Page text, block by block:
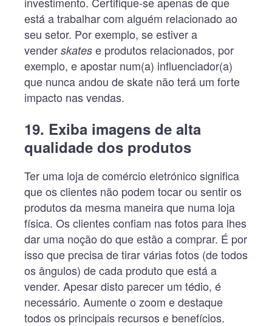
está a trabalhar com alguém relacionado ao
seu setor. Por exemplo, se estiver a
vender skates e produtos relacionados, por
exemplo, e apostar num(a) influenciador(a)
que nunca andou de skate não terá um forte
impacto nas vendas.
19. Exiba imagens de alta
qualidade dos produtos
Ter uma loja de comércio eletrónico significa
que os clientes não podem tocar ou sentir os
produtos da mesma maneira que numa loja
física. Os clientes confiam nas fotos para lhes
dar uma noção do que estão a comprar. É por
isso que precisa de tirar várias fotos (de todos
os ângulos) de cada produto que está a
vender. Apesar disto parecer um tédio, é
necessário. Aumente o zoom e destaque
todos os principais recursos e benefícios.